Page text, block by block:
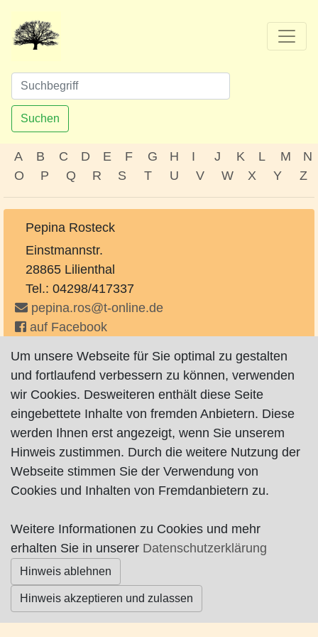
Suchen
A B C D E F G H I J K L M
N
O
P Q R S T U V W X Y Z
Pepina Rosteck
Einstmannstr.
28865 Lilienthal
Tel.: 04298/417337
pepina.ros@t-online.de
auf Facebook
Malerei, Fotografie, Schreiberei.
Impressum|Datenschutz|AGB
© Worpswede24 2015-2026
Um unsere Webseite für Sie optimal zu gestalten
und fortlaufend verbessern zu können, verwenden
wir Cookies. Desweiteren enthält diese Seite
eingebettete Inhalte von fremden Anbietern. Diese
werden Ihnen erst angezeigt, wenn Sie unserem
Hinweis zustimmen. Durch die weitere Nutzung der
Webseite stimmen Sie der Verwendung von
Cookies und Inhalten von Fremdanbietern zu.
Weitere Informationen zu Cookies und mehr
erhalten Sie in unserer Datenschutzerklärung
Hinweis ablehnen
Hinweis akzeptieren und zulassen